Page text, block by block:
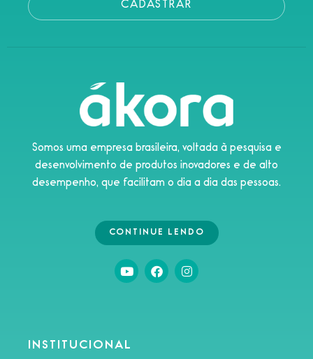
CADASTRAR
Somos uma empresa brasileira, voltada à pesquisa e
desenvolvimento de produtos inovadores e de alto
desempenho, que facilitam o dia a dia das pessoas.
CONTINUE LENDO
INSTITUCIONAL